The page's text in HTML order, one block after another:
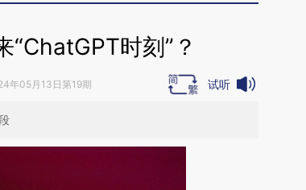
“ChatGPT时刻”？
年05月13日第19期 试听